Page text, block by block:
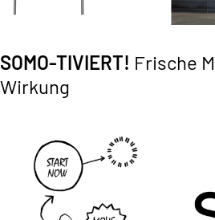
SOMO-TIVIERT! Frische
Wirkung